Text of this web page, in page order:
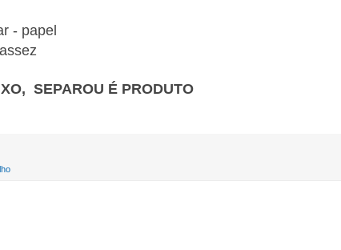
- papel
SEPAROU É PRODUTO